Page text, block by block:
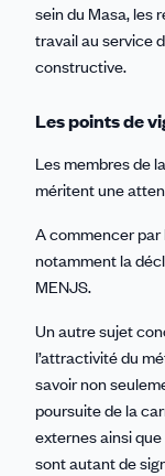
sein du Masa, les
travail au service
constructive.
Les points de
Les membres de
méritent une
A commencer
notamment la
MENJS.
Un autre sujet
l’attractivité du
savoir non
poursuite de la
externes ainsi
sont autant de